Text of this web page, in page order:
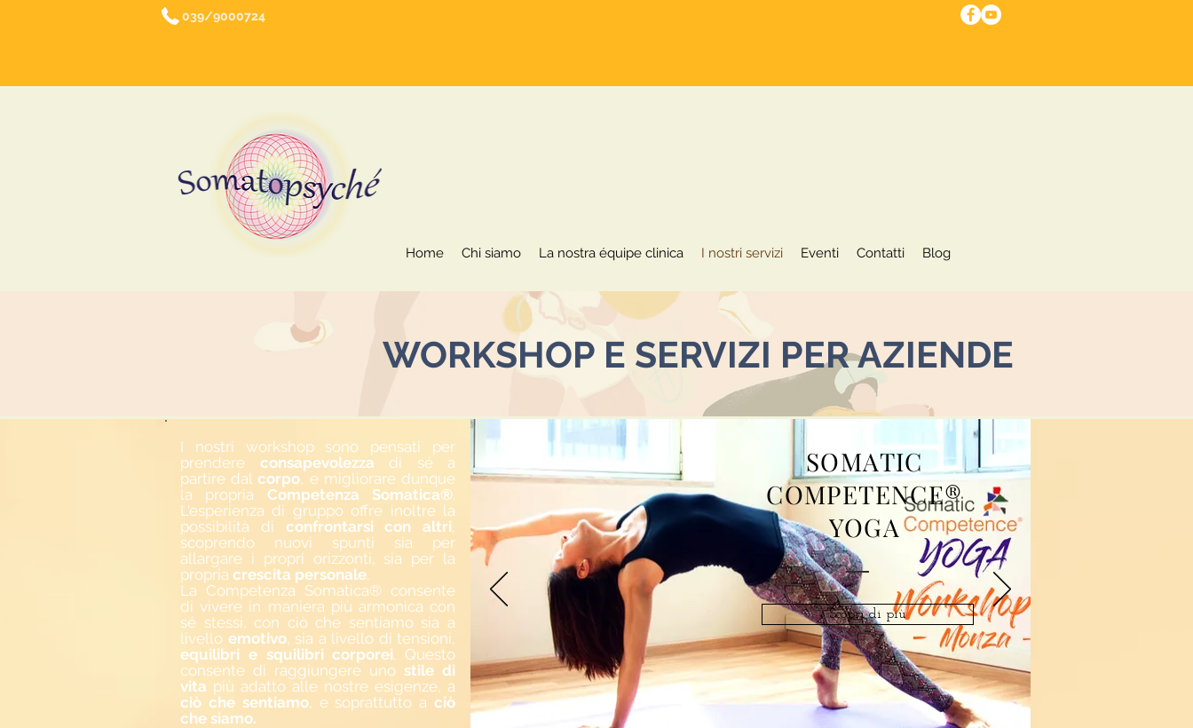
More
039/9000724
Home Chi siamo La nostra équipe clinica I nostri servizi Eventi Contatti Blog
WORKSHOP E SERVIZI PER AZIENDE
I nostri workshop sono pensati per
prendere consapevolezza di sé a
partire dalcorpo, e migliorare dunque
la propria Competenza Somatica®.
L'esperienza di gruppo offre inoltre la
possibilità di confrontarsi con altri,
scoprendo nuovi spunti sia per
allargare i propri orizzonti, sia per la
propria crescita personale.
La Competenza Somatica® consente
di vivere in maniera più armonica con
sé stessi, con ciò che sentiamo sia a
livello emotivo, sia a livello di tensioni,
equilibri e squilibri corporei. Questo
consente di raggiungere uno stile di
vita più adatto alle nostre esigenze, a
ciò che sentiamo, e soprattutto aciò
che siamo.
SOMATIC
COMPETENCE®
YOGA
Scopri di più